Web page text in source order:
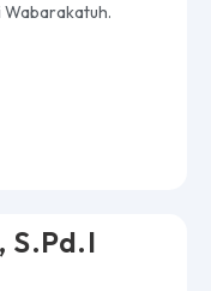
Wabarakatuh.
S.Pd.I